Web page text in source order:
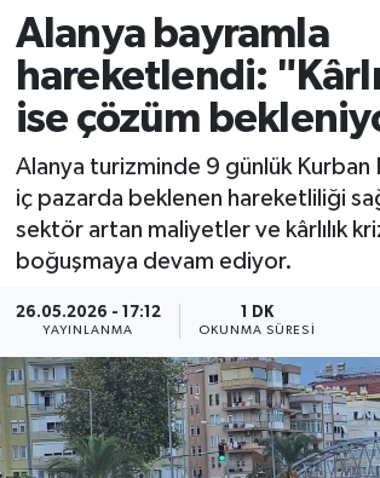
Alanya bayramla
hareketlendi:
ise çözüm
Alanya turizminde 9 günlük Kurban
iç pazarda beklenen hareketliliği
sektör artan maliyetler ve kârlılık
boğuşmaya devam ediyor.
26.05.2026 - 17:12
YAYINLANMA
1 DK
OKUNMA SÜRESI
Spor
Turizm
Ekonomi
Gazipaşa
Tüm Manşetler
Son Dakika Haberleri
Haber Arşivi